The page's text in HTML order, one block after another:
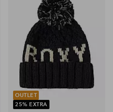
OUTLET
25% EXTRA